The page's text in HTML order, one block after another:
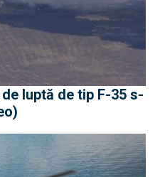
luptă de tip F-35 s-